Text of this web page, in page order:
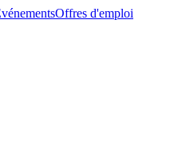
Offres d'emploi